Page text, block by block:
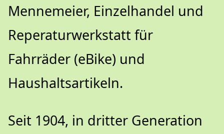
Mennemeier, Einzelhandel und
Reperaturwerkstatt für
Fahrräder (eBike) und
Haushaltsartikeln.
Seit 1904, in dritter Generation